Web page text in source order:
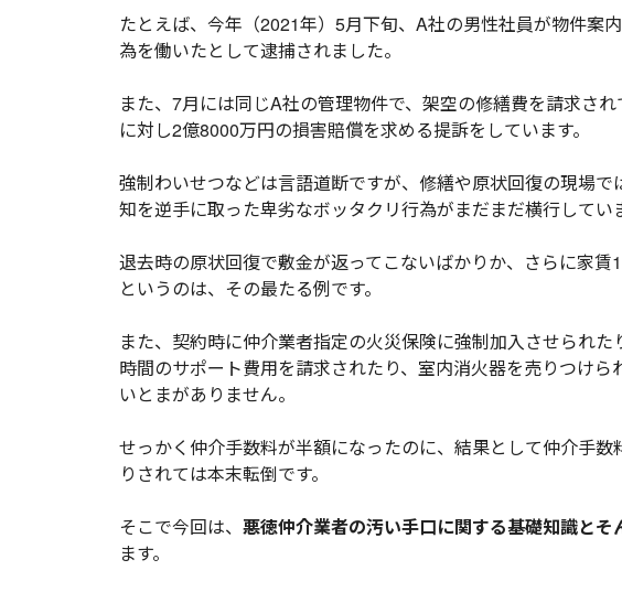
たとえば、今年（2021年）5月下旬、A社の男性社員が物件案
為を働いたとして逮捕されました。
また、7月には同じA社の管理物件で、架空の修繕費を請求さ
に対し2億8000万円の損害賠償を求める提訴をしています。
強制わいせつなどは言語道断ですが、修繕や原状回復の現場
知を逆手に取った卑劣なボッタクリ行為がまだまだ横行してい
退去時の原状回復で敷金が返ってこないばかりか、さらに家
というのは、その最たる例です。
また、契約時に仲介業者指定の火災保険に強制加入させられ
時間のサポート費用を請求されたり、室内消火器を売りつけ
いとまがありません。
せっかく仲介手数料が半額になったのに、結果として仲介手
りされては本末転倒です。
そこで今回は、 悪徳仲介業者の汚い手口に関する基礎知識とそ
ます。